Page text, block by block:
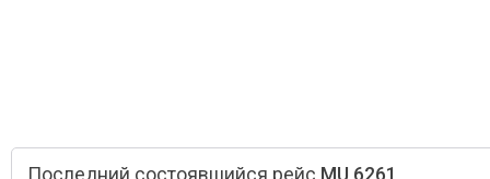
Последний состоявшийся рейс MU 6261